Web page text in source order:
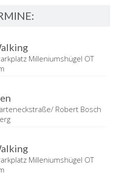
Milleniumshügel OT
Robert Bosch
Milleniumshügel OT